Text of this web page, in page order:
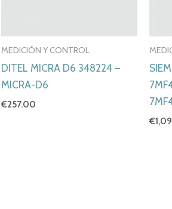
MEDICIÓN Y CONTROL
DITEL MICRA D6 348224 –
MICRA-D6
€257.00
€